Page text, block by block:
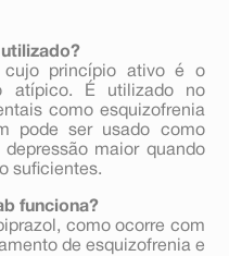
utilizado?
cujo princípio ativo é o
atípico. É utilizado no
como esquizofrenia
pode ser usado como
maior quando
suficientes.
funciona?
como ocorre com
de esquizofrenia e